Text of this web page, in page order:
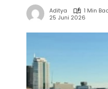
Aditya
1 Min
25 Juni 2026